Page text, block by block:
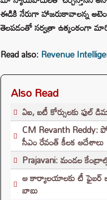
ఈడికి నేరుగా హాజరుకావాలన్న
తెలపడంతో సర్వత్రా ఉత్కంఠంగా
Read also: Revenue
Also Read
ఏఐ, ఐటీ కోర్సులకు ఫుల్
CM Revanth Reddy:
సీఎం రేవంత్ కీలక ఆదేశాలు
Prajavani: మండల
ఆ కార్యాలయాలకు టీ ఫైబర్
బాబు